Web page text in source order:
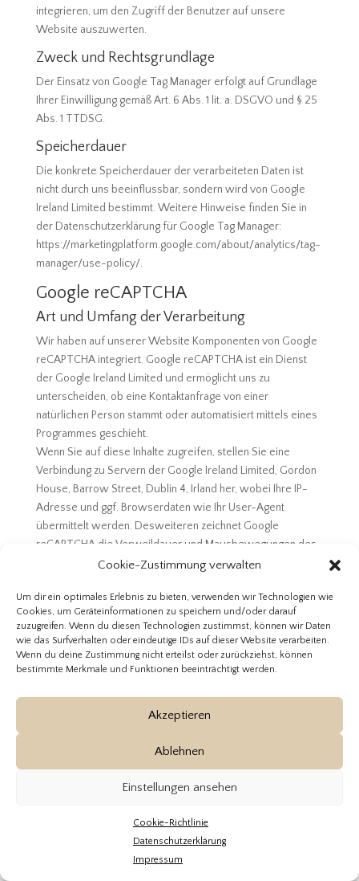
Cookie-Zustimmung verwalten
Um dir ein optimales Erlebnis zu bieten, verwenden wir Technologien wie
Cookies, um Geräteinformationen zu speichern und/oder darauf
zuzugreifen. Wenn du diesen Technologien zustimmst, können wir Daten
wie das Surfverhalten oder eindeutige IDs auf dieser Website verarbeiten.
Wenn du deine Zustimmung nicht erteilst oder zurückziehst, können
bestimmte Merkmale und Funktionen beeinträchtigt werden.
Akzeptieren
Ablehnen
Einstellungen ansehen
Cookie-Richtlinie
Datenschutzerklärung
Impressum
integrieren, um den Zugriff der Benutzer auf unsere
Website auszuwerten.
Zweck und Rechtsgrundlage
Der Einsatz von Google Tag Manager erfolgt auf Grundlage
Ihrer Einwilligung gemäß Art. 6 Abs. 1 lit. a. DSGVO und § 25
Abs. 1 TTDSG.
Speicherdauer
Die konkrete Speicherdauer der verarbeiteten Daten ist
nicht durch uns beeinflussbar, sondern wird von Google
Ireland Limited bestimmt. Weitere Hinweise finden Sie in
der Datenschutzerklärung für Google Tag Manager:
https://marketingplatform.google.com/about/analytics/tag-
manager/use-policy/.
Google reCAPTCHA
Art und Umfang der Verarbeitung
Wir haben auf unserer Website Komponenten von Google
reCAPTCHA integriert. Google reCAPTCHA ist ein Dienst
der Google Ireland Limited und ermöglicht uns zu
unterscheiden, ob eine Kontaktanfrage von einer
natürlichen Person stammt oder automatisiert mittels eines
Programmes geschieht.
Wenn Sie auf diese Inhalte zugreifen, stellen Sie eine
Verbindung zu Servern der Google Ireland Limited, Gordon
House, Barrow Street, Dublin 4, Irland her, wobei Ihre IP-
Adresse und ggf. Browserdaten wie Ihr User-Agent
übermittelt werden. Desweiteren zeichnet Google
reCAPTCHA die Verweildauer und Mausbewegungen des
Nutzers auf, um automatisierte Anfragen von menschlichen
den oben genannten Zwecken und zur Aufrechterhaltung
der Sicherheit und Funktionalität von Google reCAPTCHA
verarbeitet.
Zweck und Rechtsgrundlage
Ihrer Einwilligung gemäß Art. 6 Abs. 1 lit. a. DSGVO und § 25
nicht durch uns beeinflussbar, sondern wird von Google
Ireland Limited bestimmt. Weitere Hinweise finden Sie in
der Datenschutzerklärung für Google reCAPTCHA: